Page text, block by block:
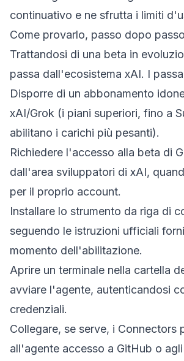
continuativo e ne sfrutta i limiti
Come provarlo, passo dopo passo
Trattandosi di una beta in
passa dall'ecosistema xAI. I
Disporre di un abbonamento
xAI/Grok (i piani superiori, fino a
abilitano i carichi più pesanti).
Richiedere l'accesso alla beta di
dall'area sviluppatori di xAI,
per il proprio account.
Installare lo strumento da riga di
seguendo le istruzioni ufficiali
momento dell'abilitazione.
Aprire un terminale nella cartella
avviare l'agente, autenticandosi
credenziali.
Collegare, se serve, i Connectors
all'agente accesso a GitHub o